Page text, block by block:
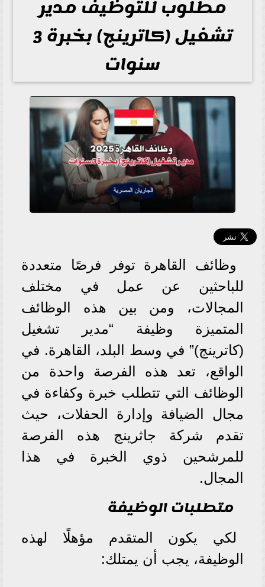
مطلوب للتوظيف مدير
تشغيل (كاترينج) بخبرة 3
سنوات
وظائف القاهرة توفر فرصًا متعددة
للباحثين عن عمل في مختلف
المجالات، ومن بين هذه الوظائف
المتميزة وظيفة “مدير تشغيل
(كاترينج)” في وسط البلد، القاهرة. في
الواقع، تعد هذه الفرصة واحدة من
الوظائف التي تتطلب خبرة وكفاءة في
مجال الضيافة وإدارة الحفلات، حيث
تقدم شركة جاثرينج هذه الفرصة
للمرشحين ذوي الخبرة في هذا
المجال.
متطلبات الوظيفة
لكي يكون المتقدم مؤهلًا لهذه
الوظيفة، يجب أن يمتلك: